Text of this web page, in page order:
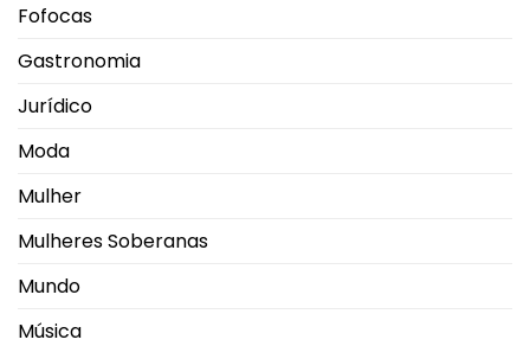
Fofocas
Gastronomia
Jurídico
Moda
Mulher
Mulheres Soberanas
Mundo
Música